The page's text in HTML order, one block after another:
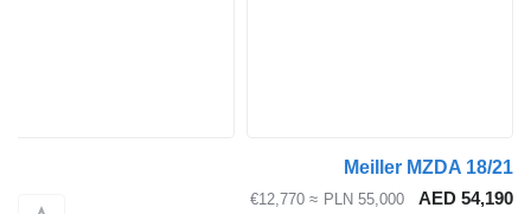
Meiller MZDA 18/21
AED 54,190
PLN 55,000
≈ €12,770